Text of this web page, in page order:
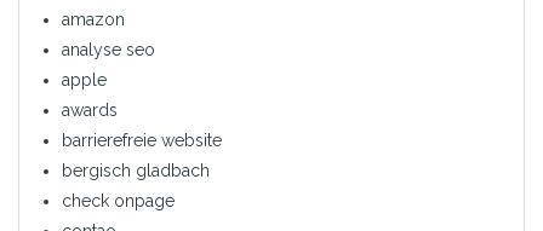
amazon
analyse seo
apple
awards
barrierefreie website
bergisch gladbach
check onpage